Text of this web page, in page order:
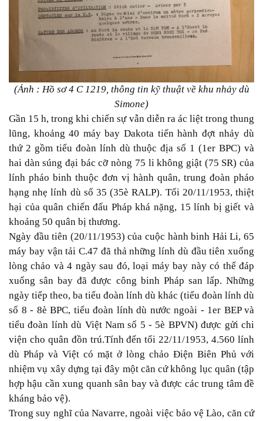
(Ảnh : Hồ sơ 4 C 1219, thông tin kỹ thuật về khu nhảy dù
Simone)
Gần 15 h, trong khi chiến sự vẫn diễn ra ác liệt trong thung
lũng, khoảng 40 máy bay Dakota tiến hành đợt nhảy dù
thứ 2 gồm tiểu đoàn lính dù thuộc địa số 1 (1er BPC) và
hai dàn súng đại bác cỡ nòng 75 li không giật (75 SR) của
lính pháo binh thuộc đơn vị hành quân, trung đoàn pháo
hạng nhẹ lính dù số 35 (35è RALP). Tối 20/11/1953, thiệt
hại của quân chiến đấu Pháp khá nặng, 15 lính bị giết và
khoảng 50 quân bị thương.
Ngày đầu tiên (20/11/1953) của cuộc hành binh Hải Li, 65
máy bay vận tải C.47 đã thả những lính dù đầu tiên xuống
lòng chảo và 4 ngày sau đó, loại máy bay này có thể đáp
xuống sân bay đã được công binh Pháp san lấp. Những
ngày tiếp theo, ba tiểu đoàn lính dù khác (tiểu đoàn lính dù
số 8 - 8è BPC, tiểu đoàn lính dù nước ngoài - 1er BEP và
tiểu đoàn lính dù Việt Nam số 5 - 5è BPVN) được gửi chi
viện cho quân đồn trú.Tính đến tối 22/11/1953, 4.560 lính
dù Pháp và Việt có mặt ở lòng chảo Điện Biên Phủ với
nhiệm vụ xây dựng tại đây một căn cứ không lục quân (tập
hợp hậu cần xung quanh sân bay và được các trung tâm đề
kháng bảo vệ).
Trong suy nghĩ của Navarre, ngoài việc bảo vệ Lào, căn cứ